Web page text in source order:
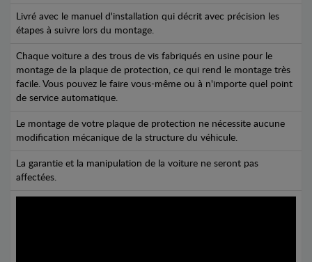
Livré avec le manuel d'installation qui décrit avec précision les
étapes à suivre lors du montage.
Chaque voiture a des trous de vis fabriqués en usine pour le
montage de la plaque de protection, ce qui rend le montage très
facile. Vous pouvez le faire vous-même ou à n'importe quel point
de service automatique.
Le montage de votre plaque de protection ne nécessite aucune
modification mécanique de la structure du véhicule.
La garantie et la manipulation de la voiture ne seront pas
affectées.